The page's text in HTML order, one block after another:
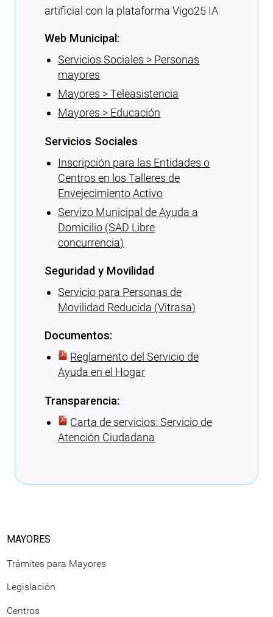
artificial con la plataforma Vigo25 IA
Web Municipal:
Servicios Sociales > Personas
mayores
Mayores > Teleasistencia
Mayores > Educación
Servicios Sociales
Inscripción para las Entidades o
Centros en los Talleres de
Envejecimiento Activo
Servizo Municipal de Ayuda a
Domicilio (SAD Libre
concurrencia)
Seguridad y Movilidad
Servicio para Personas de
Movilidad Reducida (Vitrasa)
Documentos:
Reglamento del Servicio de
Ayuda en el Hogar
Transparencia:
Carta de servicios: Servicio de
Atención Ciudadana
MAYORES
Trámites para Mayores
Legislación
Centros